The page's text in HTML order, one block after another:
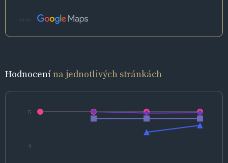
Zdroj:
Hodnocenína jednotlivých stránkách
4
5